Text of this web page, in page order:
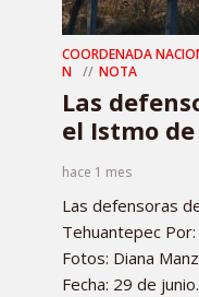
COORDENADA
N
NOTA
Las
el Istmo
hace 1 mes
Las defensoras
Tehuantepec
Fotos: Diana
Fecha: 29 de